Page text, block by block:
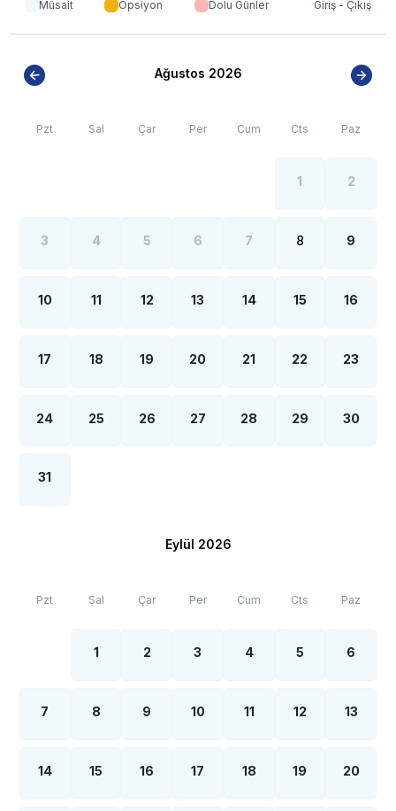
artışı sebebiyle; bölge genelinde nadiren de
Müsait Opsiyon Dolu Günler Giriş - Çıkış
Ağustos 2026
Pzt Sal Çar Per Cum Cts Paz
1 2
3 4 5 6 7 8 9
10 11 12 13 14 15 16
17 18 19 20 21 22 23
24 25 26 27 28 29 30
31
Eylül 2026
Pzt Sal Çar Per Cum Cts Paz
1 2 3 4 5 6
7 8 9 10 11 12 13
14 15 16 17 18 19 20